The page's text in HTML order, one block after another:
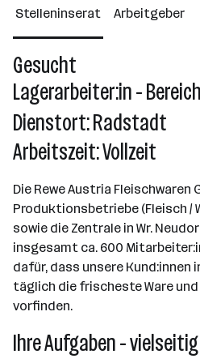
Über das Unternehmen
10000+ Mitarbeiter*innen
Wr. Neudorf
Stelleninserat Arbeitgeber
Gesucht
Lagerarbeiter:in -
Dienstort: Radstadt
Arbeitszeit: Vollzeit
Die Rewe Austria Fleischwaren
Produktionsbetriebe (Fleisch /
sowie die Zentrale in Wr.
insgesamt ca. 600
dafür, dass unsere Kund:innen
täglich die frischeste Ware
vorfinden.
Ihre Aufgaben -